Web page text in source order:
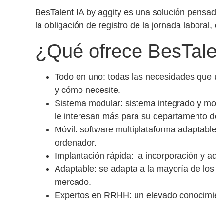
BesTalent IA by aggity es una solución
la obligación de registro de la jornada laboral ,
¿Qué ofrece
Todo en uno: todas las necesidades que
y cómo necesite.
Sistema modular: sistema integrado y
le interesan más para su departamento
Móvil: software multiplataforma
ordenador.
Implantación rápida: la incorporación y
Adaptable: se adapta a la mayoría de
mercado.
Expertos en RRHH: un elevado